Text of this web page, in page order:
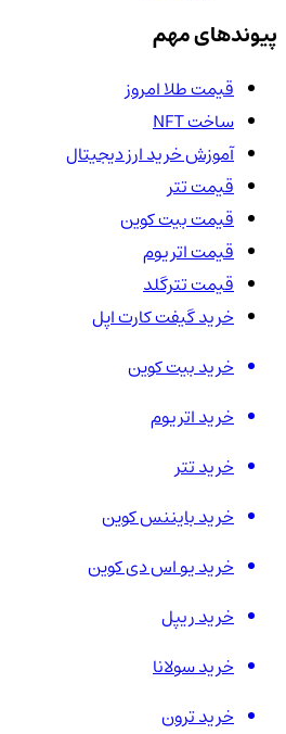
پیوندهای مهم
قیمت طلا امروز
ساخت NFT
آموزش خرید ارز دیجیتال
قیمت تتر
قیمت بیت کوین
قیمت اتریوم
قیمت تترگلد
خرید گیفت کارت اپل
خرید بیت کوین
خرید اتریوم
خرید تتر
خرید بایننس کوین
خرید یو اس دی کوین
خرید ریپل
خرید سولانا
خرید ترون